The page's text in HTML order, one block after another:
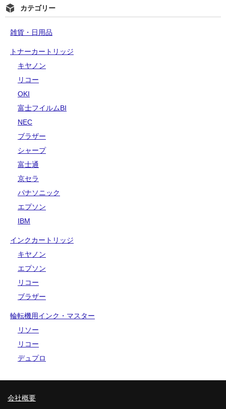
カテゴリー
雑貨・日用品
トナーカートリッジ
キヤノン
リコー
OKI
富士フイルムBI
NEC
ブラザー
シャープ
富士通
京セラ
パナソニック
エプソン
IBM
インクカートリッジ
キヤノン
エプソン
リコー
ブラザー
輪転機用インク・マスター
リソー
リコー
デュプロ
会社概要